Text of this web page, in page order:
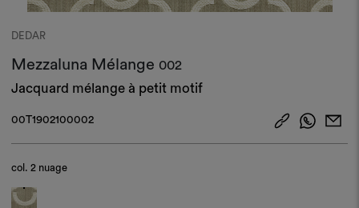
DEDAR
Mezzaluna Mélange 002
Jacquard mélange à petit motif
00T1902100002
col.2 nuage